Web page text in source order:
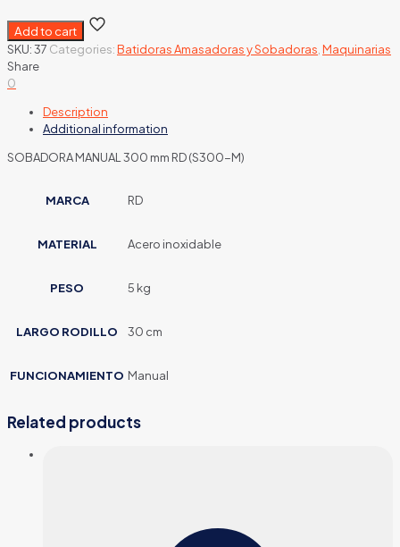
Add to cart
SKU:37 Categories:Batidoras Amasadoras y Sobadoras Maquinarias
Share
0
Description
Additional information
SOBADORA MANUAL 300 mm RD (S300-M)
MARCA RD
MATERIAL Acero inoxidable
PESO 5 kg
LARGO RODILLO 30 cm
FUNCIONAMIENTO Manual
Related products